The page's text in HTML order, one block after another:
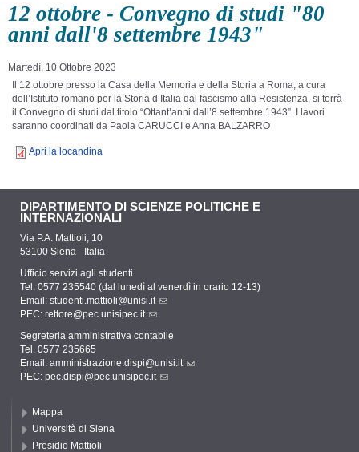
12 ottobre - Convegno di studi "80
anni dall'8 settembre 1943"
Martedì, 10 Ottobre 2023
Il 12 ottobre presso la Casa della Memoria e della Storia a Roma, a cura
dell’Istituto romano per la Storia d’Italia dal fascismo alla Resistenza, si terrà
il Convegno di studi dal titolo “Ottant’anni dall’8 settembre 1943”. I lavori
saranno coordinati da Paola CARUCCI e Anna BALZARRO
Apri la locandina
DIPARTIMENTO DI SCIENZE POLITICHE E
INTERNAZIONALI
Via P.A. Mattioli, 10
53100 Siena - Italia
Ufficio servizi agli studenti
Tel. 0577 235540 (dal lunedì al venerdì in orario 12-13)
Email: studenti.mattioli@unisi.it
PEC: rettore@pec.unisipec.it
Segreteria amministrativa contabile
Tel. 0577 235665
Email: amministrazione.dispi@unisi.it
PEC: pec.dispi@pec.unisipec.it
Mappa
Università di Siena
Presidio Mattioli